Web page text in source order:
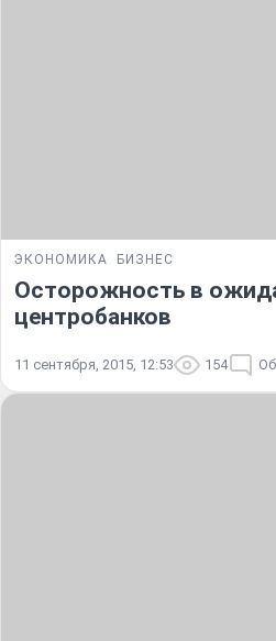
ЭКОНОМИКА БИЗНЕС
Осторожность в
центробанков
11 сентября, 2015, 12:53 154